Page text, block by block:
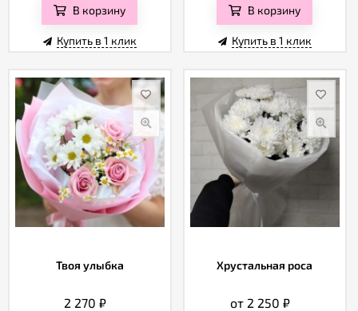
В корзину
Купить в 1 клик
В корзину
Купить в 1 клик
Твоя улыбка
2 270 ₽
Хрустальная роса
от 2 250 ₽